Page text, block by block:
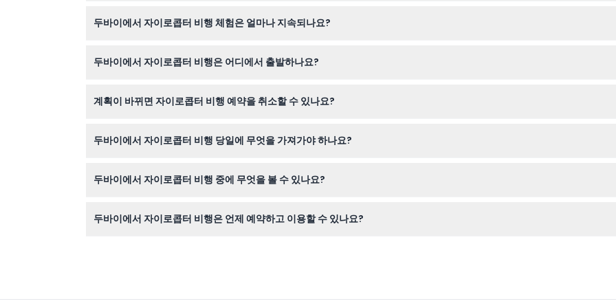
두바이에서 자이로콥터 비행 체험은 얼마나 지속되나요?
두바이에서 자이로콥터 비행은 어디에서 출발하나요?
계획이 바뀌면 자이로콥터 비행 예약을 취소할 수 있나요?
두바이에서 자이로콥터 비행 당일에 무엇을 가져가야 하나요?
두바이에서 자이로콥터 비행 중에 무엇을 볼 수 있나요?
두바이에서 자이로콥터 비행은 언제 예약하고 이용할 수 있나요?